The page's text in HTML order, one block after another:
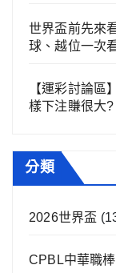
世界盃前先來
球、越位一次
【運彩討論區
樣下注賺很大?
分類
2026世界盃
CPBL中華職棒